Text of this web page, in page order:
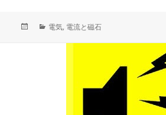
カ
電気, 電流と磁石